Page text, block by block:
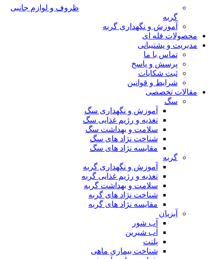
ظروف و لوازم جانبی
گربه
آموزش و نگهداری گربه
محصولات فله ای
مدیریت و پشتیبانی
تماس با ما
پرسش و پاسخ
ثبت شکایات
شرایط و قوانین
مقالات تخصصی
سگ
آموزش و نگهداری سگ
تغذیه و رژیم غذایی سگ
سلامت و بهداشت سگ
شناخت نژاد های سگ
مقایسه نژاد های سگ
گربه
آموزش و نگهداری گربه
تغذیه و رژیم غذایی گربه
سلامت و بهداشت گربه
شناخت نژاد های گربه
مقایسه نژاد های گربه
آبزیان
آب شور
آب شیرین
پلنت
شناخت بیماری ماهی